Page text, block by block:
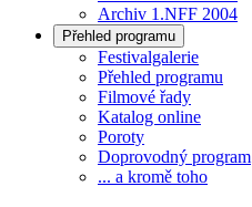
Archiv 1.NFF 2004
Přehled programu
Festivalgalerie
Přehled programu
Filmové řady
Katalog online
Poroty
Doprovodný program
... a kromě toho